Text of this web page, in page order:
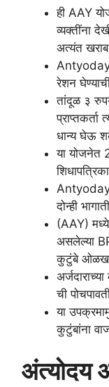
ही AAY
व्यक्तींना
अत्यंत
रेशन
तांदूळ ३
प्राप्तकर्ता
धान्य घेऊ
या योजनेत
दोन्ही
(AAY) मध्ये
असलेल्या
कुटुंबे
ची
या
कुटुंबांना
अंत्योदय